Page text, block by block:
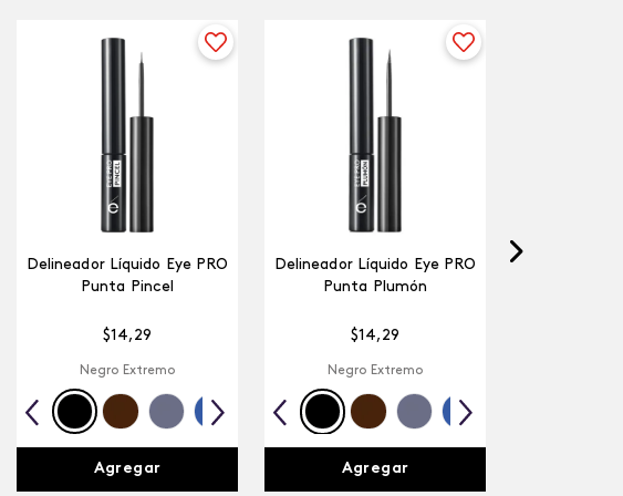
Delineador Líquido Eye PRO
Punta Pincel
$14, 29
Negro Extremo
Agregar
Delineador Líquido Eye PRO
Punta Plumón
$14, 29
Negro Extremo
Agregar